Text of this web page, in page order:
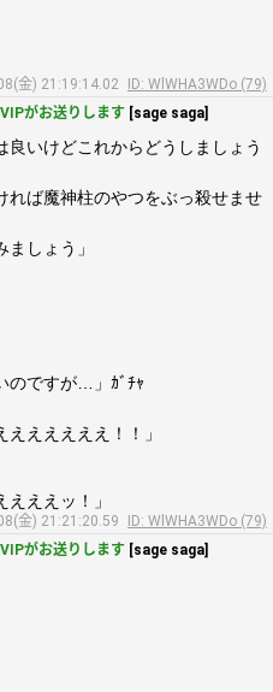
金) 21:19:14.02
ID: WlWHA3WDo (79)
がお送りします [sage saga]
いけどこれからどうしましょう
れば魔神柱のやつをぶっ殺せませ
しょう」
のですが…」ｶﾞﾁｬ
えええええ！！」
ええッ！」
金) 21:21:20.59
ID: WlWHA3WDo (79)
がお送りします [sage saga]